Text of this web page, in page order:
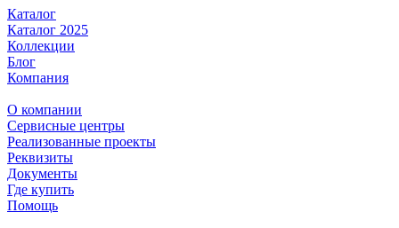
Каталог
Каталог 2025
Коллекции
Блог
Компания
О компании
Сервисные центры
Реализованные проекты
Реквизиты
Документы
Где купить
Помощь